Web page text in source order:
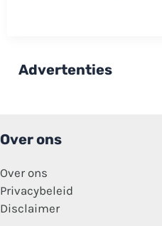
‘Grote
klap
Advertenties
Over ons
Over ons
Privacybeleid
Disclaimer